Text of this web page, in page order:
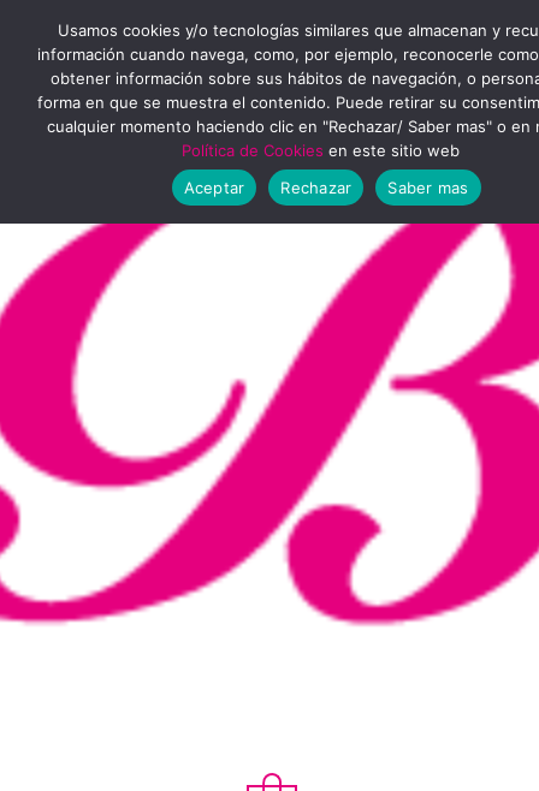
contenido
MENÚ
PRINCIPAL
Usamos cookies y/o tecnologías similares que almacenan y
información cuando navega, como, por ejemplo, reconocerle
obtener información sobre sus hábitos de navegación, o
forma en que se muestra el contenido. Puede retirar su
cualquier momento haciendo clic en "Rechazar/ Saber mas" o en
Política de Cookies en este sitio web
Aceptar
Rechazar Saber mas